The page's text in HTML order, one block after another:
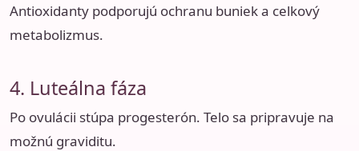
Antioxidanty podporujú ochranu buniek a celkový
metabolizmus.
4. Luteálna fáza
Po ovulácii stúpa progesterón. Telo sa pripravuje na
možnú graviditu.